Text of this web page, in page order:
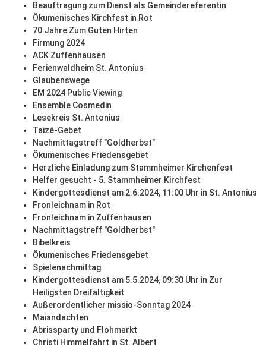
Beauftragung zum Dienst als Gemeindereferentin
Ökumenisches Kirchfest in Rot
70 Jahre Zum Guten Hirten
Firmung 2024
ACK Zuffenhausen
Ferienwaldheim St. Antonius
Glaubenswege
EM 2024 Public Viewing
Ensemble Cosmedin
Lesekreis St. Antonius
Taizé-Gebet
Nachmittagstreff "Goldherbst"
Ökumenisches Friedensgebet
Herzliche Einladung zum Stammheimer Kirchenfest
Helfer gesucht - 5. Stammheimer Kirchfest
Kindergottesdienst am 2.6.2024, 11:00 Uhr in St. Antonius
Fronleichnam in Rot
Fronleichnam in Zuffenhausen
Nachmittagstreff "Goldherbst"
Bibelkreis
Ökumenisches Friedensgebet
Spielenachmittag
Kindergottesdienst am 5.5.2024, 09:30 Uhr in Zur
Heiligsten Dreifaltigkeit
Außerordentlicher missio-Sonntag 2024
Maiandachten
Abrissparty und Flohmarkt
Christi Himmelfahrt in St. Albert